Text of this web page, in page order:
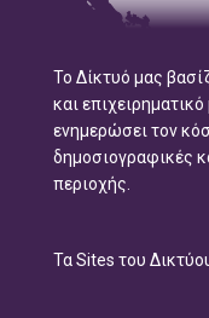
Το Δίκτυό μας
και
ενημερώσει τον
δημοσιογραφικές
περιοχής.
Τα Sites του